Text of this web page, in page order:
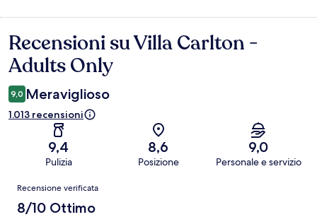
Recensioni
Recensioni su Villa Carlton -
Adults Only
9,0 Meraviglioso
1.013 recensioni
9,4
Pulizia
8,6
Posizione
9,0
Personale e servizio
Recensioni
Recensione verificata
8/10 Ottimo